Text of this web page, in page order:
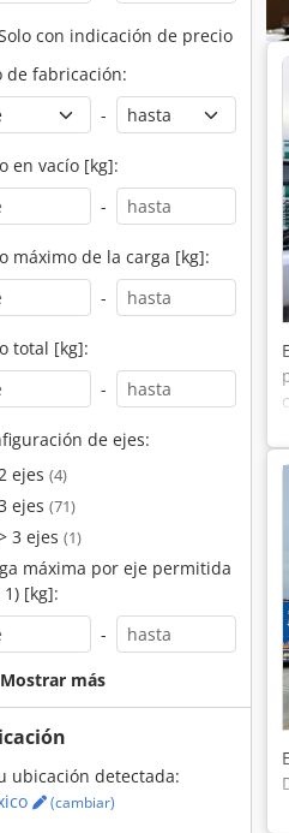
con indicación de precio
de fabricación:
-
en vacío [kg]:
-
máximo de la carga [kg]:
-
total [kg]:
-
de ejes:
ejes (4)
ejes (71)
3 ejes (1)
máxima por eje permitida
1) [kg]:
-
Mostrar más
ubicación detectada:
(cambiar)